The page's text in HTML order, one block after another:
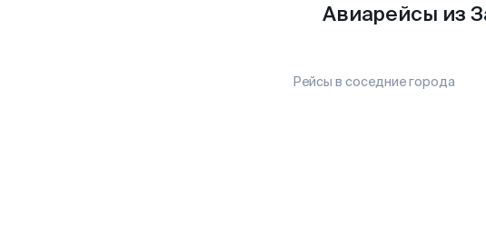
Авиарейсы из
Рейсы в соседние города